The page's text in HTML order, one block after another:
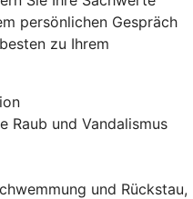
persönlichen Gespräch
zu Ihrem
Raub und Vandalismus
und Rückstau,